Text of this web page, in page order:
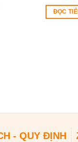
ĐỌC
- QUY ĐỊNH